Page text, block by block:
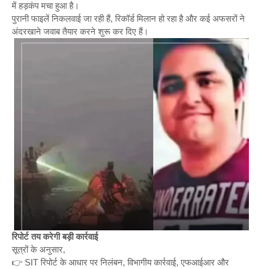
में हड़कंप मचा हुआ है।
पुरानी फाइलें निकलवाई जा रही हैं, रिकॉर्ड मिलान हो रहा है और कई अफसरों ने
अंदरखाने जवाब तैयार करने शुरू कर दिए हैं।
रिपोर्ट तय करेगी बड़ी कार्रवाई
सूत्रों के अनुसार,
👉 SIT रिपोर्ट के आधार पर निलंबन, विभागीय कार्रवाई, एफआईआर और